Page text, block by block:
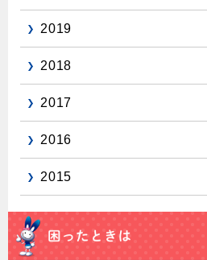
各種手続き
ガス使用開始のご案内
ガス使用停止のご案内
インターネット受付
2019
2018
2017
2016
2015